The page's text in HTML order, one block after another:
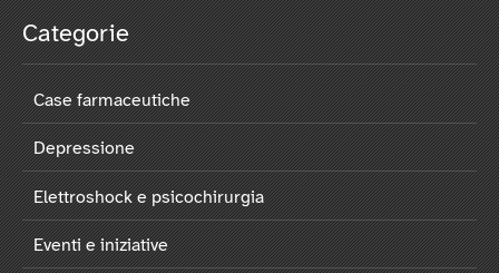
Categorie
Case farmaceutiche
Depressione
Elettroshock e psicochirurgia
Eventi e iniziative